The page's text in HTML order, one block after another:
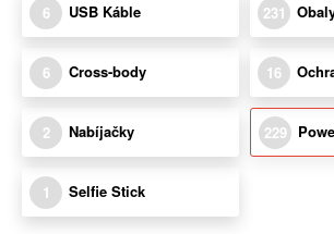
6 USB Káble 231
6 Cross-body 16
2 Nabíjačky 229
1 Selfie Stick